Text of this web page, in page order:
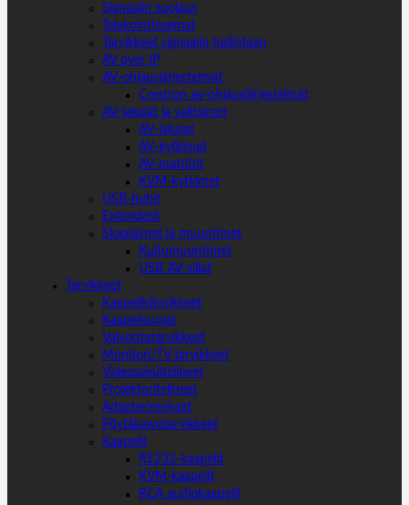
Signaalin suojaus
Telakointiasemat
Tarvikkeet signaalin hallintaan
AV over IP
AV-ohjausjärjestelmät
Crestron av-ohjausjärjestelmät
AV-jakajat ja valitsimet
AV-jakajat
AV-kytkimet
AV-matriisit
KVM-kytkimet
USB-hubit
Extenderit
Skaalaimet ja muuntimet
Kuitumuuntimet
USB AV-sillat
Tarvikkeet
Kaapelikiinnikkeet
Kaapelisuojat
Valvontatarvikkeet
Monitori/TV tarvikkeet
Videoseinätelineet
Projektoritelineet
Adapterirenkaat
Pöytäkaivotarvikkeet
Kaapelit
RS232-kaapelit
KVM-kaapelit
RCA audiokaapelit